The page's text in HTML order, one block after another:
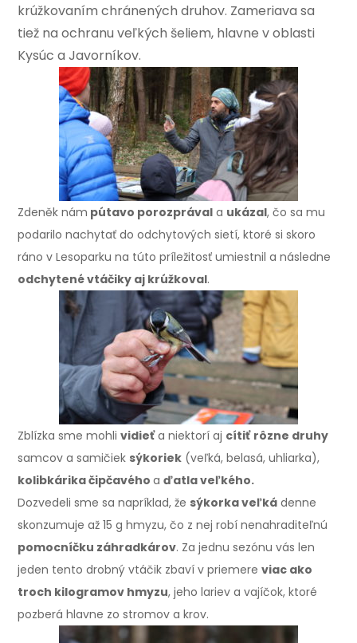
krúžkovaním chránených druhov. Zameriava sa
tiež na ochranu veľkých šeliem, hlavne v oblasti
Kysúc a Javorníkov.
Zdeněk nám pútavo porozprával a ukázal, čo sa mu
podarilo nachytať do odchytových sietí, ktoré si skoro
ráno v Lesoparku na túto príležitosť umiestnil a následne
odchytené vtáčiky aj krúžkoval.
Zblízka sme mohlividieťa niektorí aj cítiť rôzne druhy
samcov a samičiek sýkoriek (veľká, belasá, uhliarka),
kolibkárika čipčavéhoaďatla veľkého.
Dozvedeli sme sa napríklad, že sýkorka veľká denne
skonzumuje až 15 g hmyzu, čo z nej robí nenahraditeľnú
pomocníčku záhradkárov. Za jednu sezónu vás len
jeden tento drobný vtáčik zbaví v priemereviac ako
troch kilogramov hmyzu, jeho lariev a vajíčok, ktoré
pozberá hlavne zo stromov a krov.